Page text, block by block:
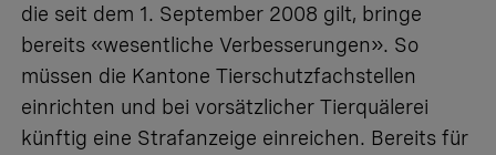
die seit dem 1. September 2008 gilt, bringe
bereits «wesentliche Verbesserungen». So
müssen die Kantone Tierschutzfachstellen
einrichten und bei vorsätzlicher Tierquälerei
künftig eine Strafanzeige einreichen. Bereits für